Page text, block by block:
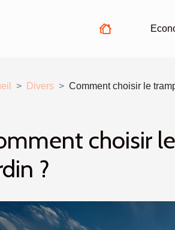
Divers Comment choisir le
choisir
?